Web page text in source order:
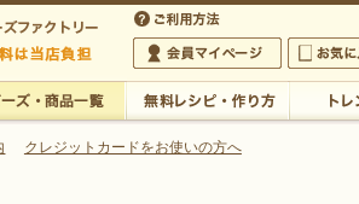
の専門店
ズファクトリー 5,000円以上のご注文で送料は当店が
ご注文で送料は当店が負担いたします
クレジットカードをお使いの方へ